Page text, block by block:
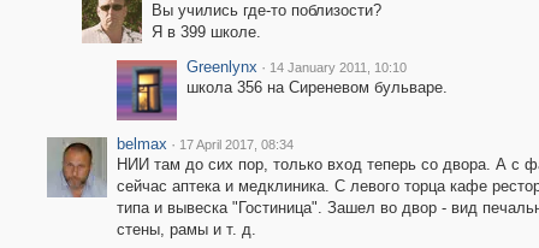
Вы учились где-то поблизости?
Я в 399 школе.
Greenlynx · 14 January 2011, 10:10
школа 356 на Сиреневом бульваре.
belmax · 17 April 2017, 08:34
НИИ там до сих пор, только вход теперь со двора. А с
сейчас аптека и медклиника. С левого торца кафе
типа и вывеска "Гостиница". Зашел во двор - вид
стены, рамы и т. д.